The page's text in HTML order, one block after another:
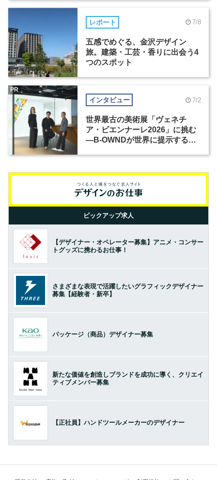
レポート 7/8
五感でめぐる、金沢デザイン
旅。建築・工芸・香りに出会う4
つのスポット
インタビュー 7/2
世界最古の美術展「ヴェネチ
ア・ビエンナーレ2026」に挑む
―B-OWNDが世界に提示する美
PR
ピックアップ求人
【デザイナー・オペレーター募集】アニメ・コンサー
トグッズに携わるお仕事！
さまざまな表現で活躍したいグラフィックデザイナー
募集【経験者・新卒】
パッケージ（商品）デザイナー募集
新たな価値を創造しブランドを成功に導く、クリエイ
ティブメンバー募集
【正社員】ハンドツールメーカーのデザイナー